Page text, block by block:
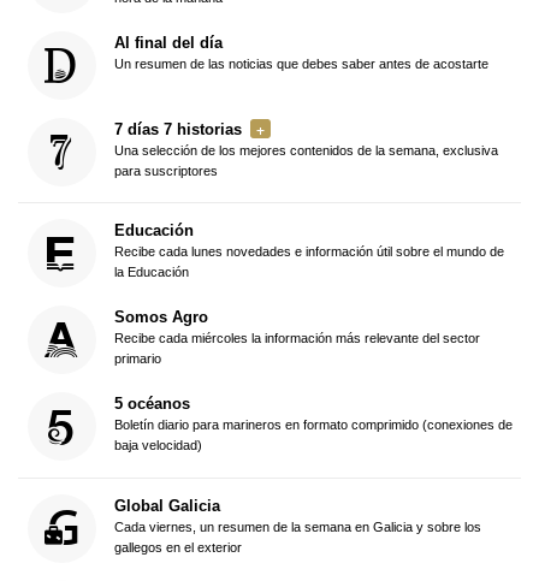
Al final del día
Un resumen de las noticias que debes saber antes de acostarte
7 días 7 historias
Una selección de los mejores contenidos de la semana, exclusiva
para suscriptores
Educación
Recibe cada lunes novedades e información útil sobre el mundo de
la Educación
Somos Agro
Recibe cada miércoles la información más relevante del sector
primario
5 océanos
Boletín diario para marineros en formato comprimido (conexiones de
baja velocidad)
Global Galicia
Cada viernes, un resumen de la semana en Galicia y sobre los
gallegos en el exterior